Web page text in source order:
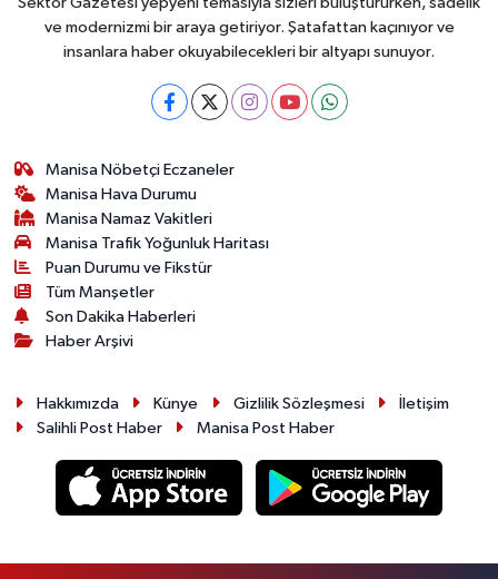
ve modernizmi bir araya getiriyor. Şatafattan kaçınıyor ve
insanlara haber okuyabilecekleri bir altyapı sunuyor.
Manisa Nöbetçi Eczaneler
Manisa Hava Durumu
Manisa Namaz Vakitleri
Manisa Trafik Yoğunluk Haritası
Puan Durumu ve Fikstür
Tüm Manşetler
Son Dakika Haberleri
Haber Arşivi
Hakkımızda Künye Gizlilik Sözleşmesi
İletişim
Salihli Post Haber
Manisa Post Haber